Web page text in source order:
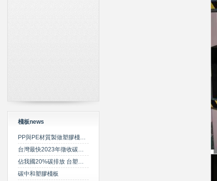
棧板news
PP與PE材質製做塑膠棧板之特性比較
台灣最快2023年徵收碳費 擬定期調升費率
佔我國20%碳排放 台塑規劃2050年達成淨零碳排
碳中和塑膠棧板